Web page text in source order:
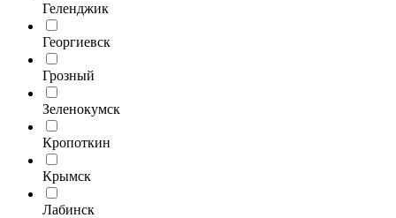
Геленджик
Георгиевск
Грозный
Зеленокумск
Кропоткин
Крымск
Лабинск